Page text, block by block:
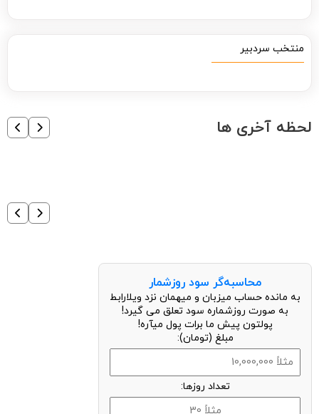
منتخب سردبیر
لحظه آخری ها
محاسبه‌گر سود روزشمار
به مانده حساب میزبان و میهمان نزد ویلارابط
به صورت روزشماره سود تعلق می گیرد!
پولتون پیش ما برات پول میآره!
مبلغ (تومان):
تعداد روزها: